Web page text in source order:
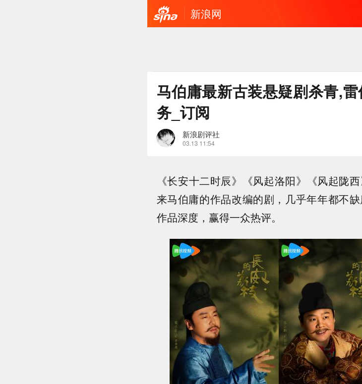
新浪网
马伯庸最新古装悬疑剧杀青,
务_订阅
新浪剧评社
03.13 11:54
《长安十二时辰》《风起洛阳》《风起
来马伯庸的作品改编的剧，几乎年年都不
作品深度，赢得一众热评。